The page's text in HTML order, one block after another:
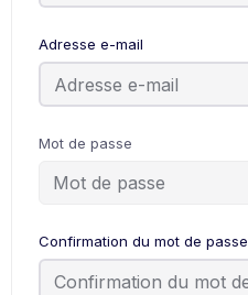
Adresse e-mail
Mot de passe
Confirmation du mot de passe